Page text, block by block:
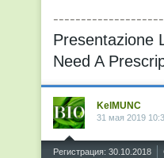
--------------------
Presentazione
Need A
KelMUNC
31 мая 2019
Регистрация: 30.10.2018